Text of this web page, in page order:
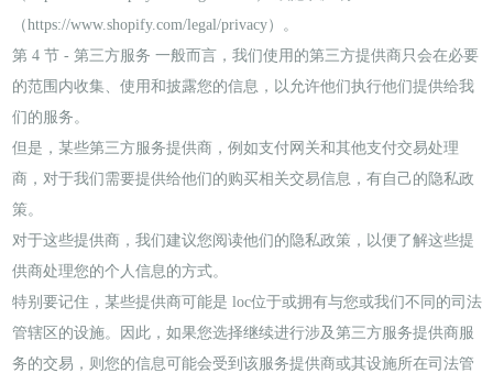
（https://www.shopify.com/legal/privacy）。
第 4 节 - 第三方服务 一般而言，我们使用的第三方提供商只会在必要
的范围内收集、使用和披露您的信息，以允许他们执行他们提供给我
们的服务。
但是，某些第三方服务提供商，例如支付网关和其他支付交易处理
商，对于我们需要提供给他们的购买相关交易信息，有自己的隐私政
策。
对于这些提供商，我们建议您阅读他们的隐私政策，以便了解这些提
供商处理您的个人信息的方式。
特别要记住，某些提供商可能是 loc位于或拥有与您或我们不同的司法
管辖区的设施。因此，如果您选择继续进行涉及第三方服务提供商服
务的交易，则您的信息可能会受到该服务提供商或其设施所在司法管